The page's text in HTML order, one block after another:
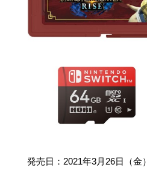
発売日：2021年3月26日（金）